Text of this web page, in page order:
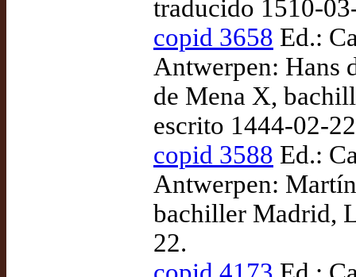
traducido 1510-
copid 3658 Ed.:
Antwerpen: Hans
de Mena X,
escrito 1444-02-
copid 3588 Ed.:
Antwerpen:
bachiller Madrid,
22.